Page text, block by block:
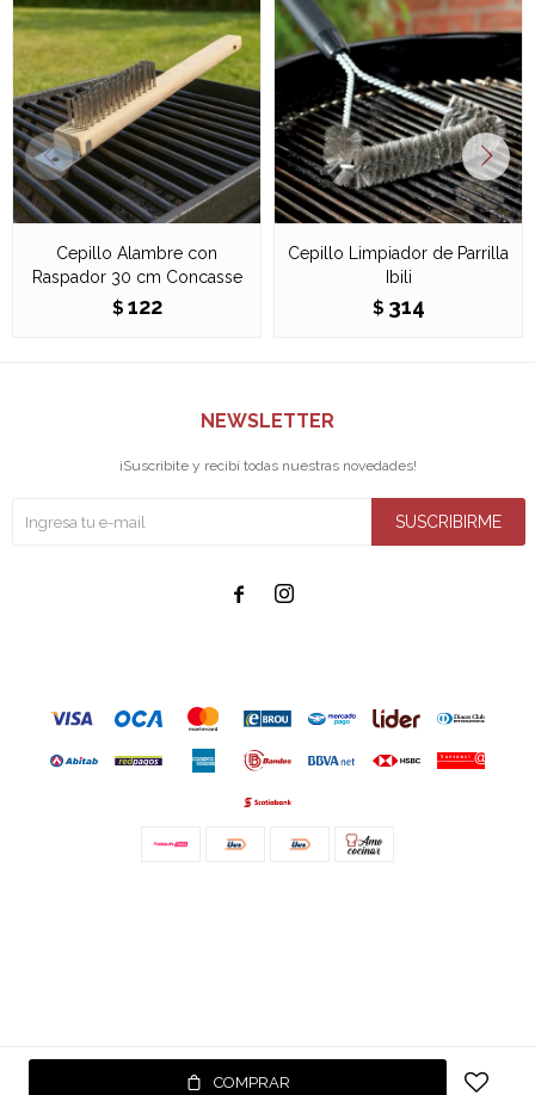
COMPRAR
Cepillo Alambre con
Raspador 30 cm Concasse
$ 122
Cepillo Limpiador de Parrilla
Ibili
$ 314
NEWSLETTER
¡Suscribite y recibí todas nuestras novedades!
SUSCRIBIRME
 
Fenicio